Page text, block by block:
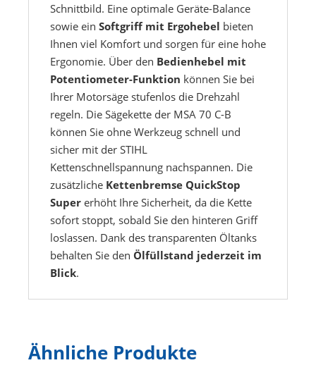
Schnittbild. Eine optimale Geräte-Balance
sowie ein Softgriff mit Ergohebel bieten
Ihnen viel Komfort und sorgen für eine hohe
Ergonomie. Über den Bedienhebel mit
Potentiometer-Funktion können Sie bei
Ihrer Motorsäge stufenlos die Drehzahl
regeln. Die Sägekette der MSA 70 C-B
können Sie ohne Werkzeug schnell und
sicher mit der STIHL
Kettenschnellspannung nachspannen. Die
zusätzliche Kettenbremse QuickStop
Super erhöht Ihre Sicherheit, da die Kette
sofort stoppt, sobald Sie den hinteren Griff
loslassen. Dank des transparenten Öltanks
behalten Sie den Ölfüllstand jederzeit im
Blick.
Ähnliche Produkte